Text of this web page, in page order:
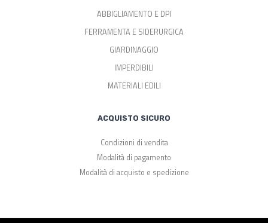
ABBIGLIAMENTO E DPI
FERRAMENTA E SIDERURGICA
GIARDINAGGIO
IMPERDIBILI
MATERIALI EDILI
ACQUISTO SICURO
Condizioni di vendita
Modalità di pagamento
Modalità di acquisto e spedizione